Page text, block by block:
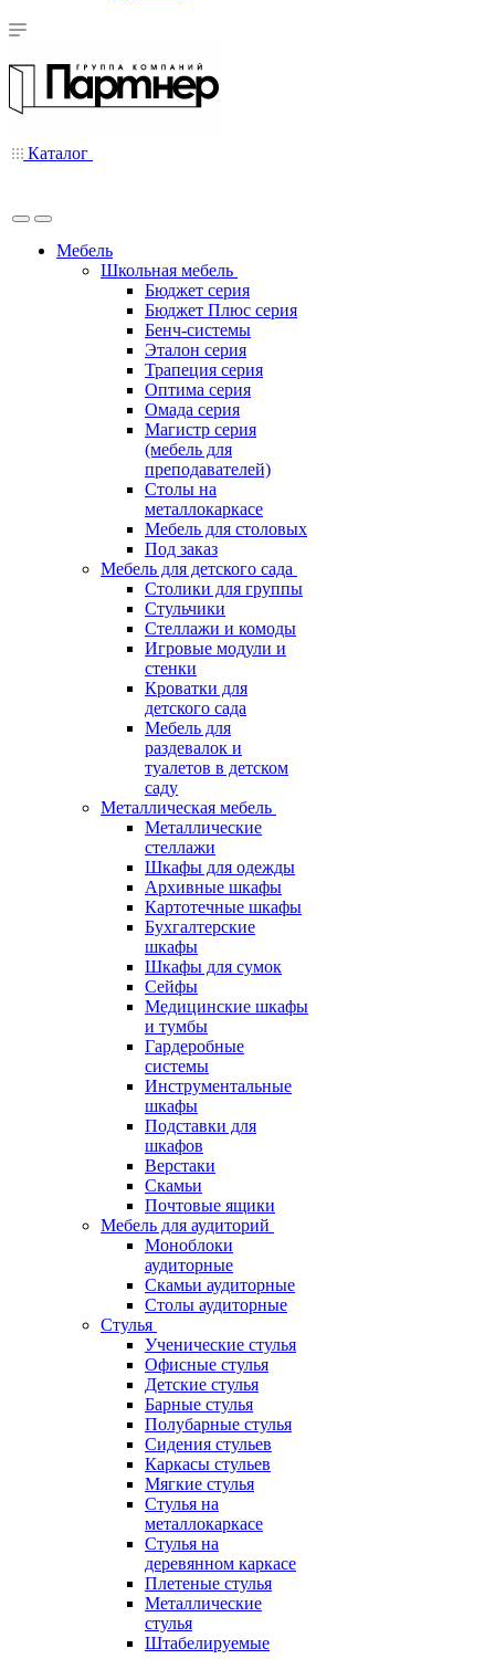
Каталог
Мебель
Школьная мебель
Бюджет серия
Бюджет Плюс серия
Бенч-системы
Эталон серия
Трапеция серия
Оптима серия
Омада серия
Магистр серия
(мебель для
преподавателей)
Столы на
металлокаркасе
Мебель для столовых
Под заказ
Мебель для детского сада
Столики для группы
Стульчики
Стеллажи и комоды
Игровые модули и
стенки
Кроватки для
детского сада
Мебель для
раздевалок и
туалетов в детском
саду
Металлическая мебель
Металлические
стеллажи
Шкафы для одежды
Архивные шкафы
Картотечные шкафы
Бухгалтерские
шкафы
Шкафы для сумок
Сейфы
Медицинские шкафы
и тумбы
Гардеробные
системы
Инструментальные
шкафы
Подставки для
шкафов
Верстаки
Скамьи
Почтовые ящики
Мебель для аудиторий
Моноблоки
аудиторные
Скамьи аудиторные
Столы аудиторные
Стулья
Ученические стулья
Офисные стулья
Детские стулья
Барные стулья
Полубарные стулья
Сидения стульев
Каркасы стульев
Мягкие стулья
Стулья на
металлокаркасе
Стулья на
деревянном каркасе
Плетеные стулья
Металлические
стулья
Штабелируемые